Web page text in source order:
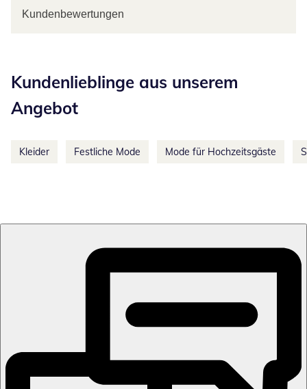
Kundenbewertungen
Kundenlieblinge aus unserem
Angebot
Kleider Festliche Mode Mode für Hochzeitsgäste